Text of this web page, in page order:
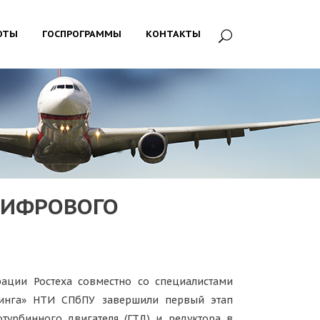
ГОСПРОГРАММЫ КОНТАКТЫ
Ростеха совместно со специалистами
НТИ СПбПУ завершили первый этап